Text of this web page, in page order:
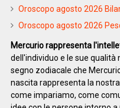
Oroscopo agosto 2026
Oroscopo agosto 2026
Mercurio rappresenta
dell'individuo e le sue qualità
segno zodiacale che
nascita rappresenta la
come impariamo, come